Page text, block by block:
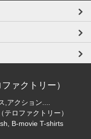
ァクトリー）
,アクション....
ロファクトリー）
B-movie T-shirts